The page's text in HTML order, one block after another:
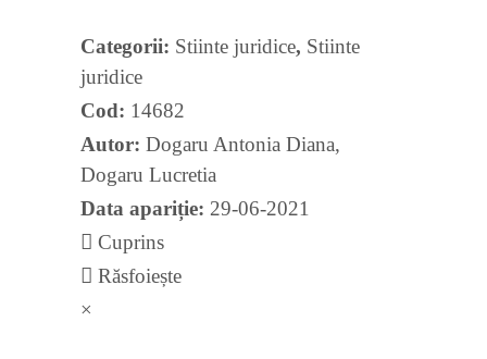
Categorii: Stiinte juridice, Stiinte
juridice
Cod: 14682
Autor: Dogaru Antonia Diana,
Dogaru Lucretia
Data apariție: 29-06-2021
Cuprins
Răsfoiește
×